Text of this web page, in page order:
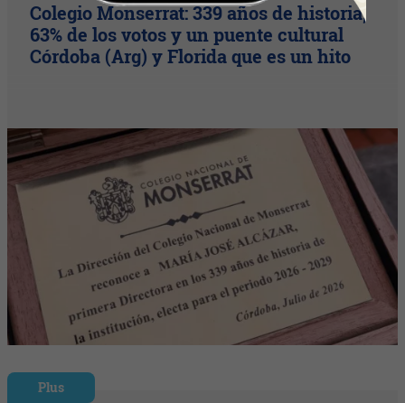
Colegio Monserrat: 339 años de historia,
63% de los votos y un puente cultural
Córdoba (Arg) y Florida que es un hito
Plus